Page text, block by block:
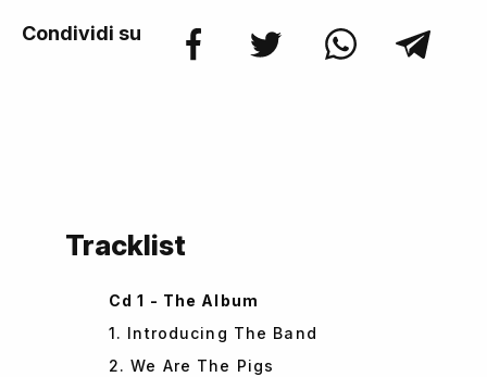
Condividi su
Tracklist
Cd 1 - The Album
1. Introducing The Band
2. We Are The Pigs